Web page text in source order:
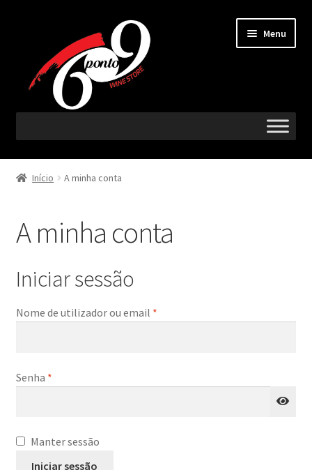
Menu
Vinhos
Castas
Acompanha com
Espumantes
Destilados
Início A minha conta
A minha conta
Iniciar sessão
Nome de utilizador ou email *
Senha *
Manter sessão
Iniciar sessão